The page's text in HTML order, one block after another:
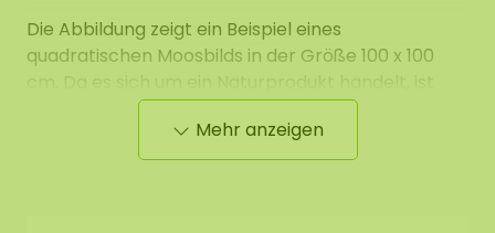
Die Abbildung zeigt ein Beispiel eines
quadratischen Moosbilds in der Größe 100 x 100
jedes Moosbild ein Unikat. Das gelieferte Moosbild
kann daher leicht vom gezeigten Muster
abweichen. Benötigen Sie eine andere Größe?
Mehr anzeigen